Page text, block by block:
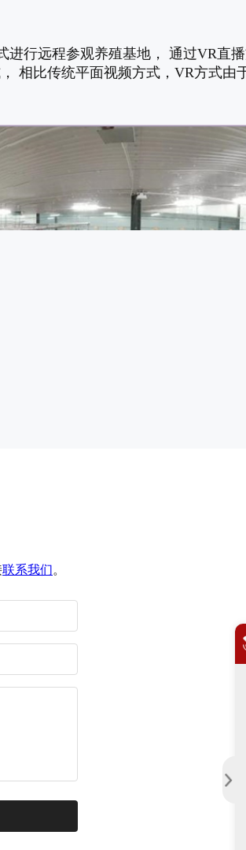
行远程参观养殖基地， 通过VR直
相比传统平面视频方式，VR方式由